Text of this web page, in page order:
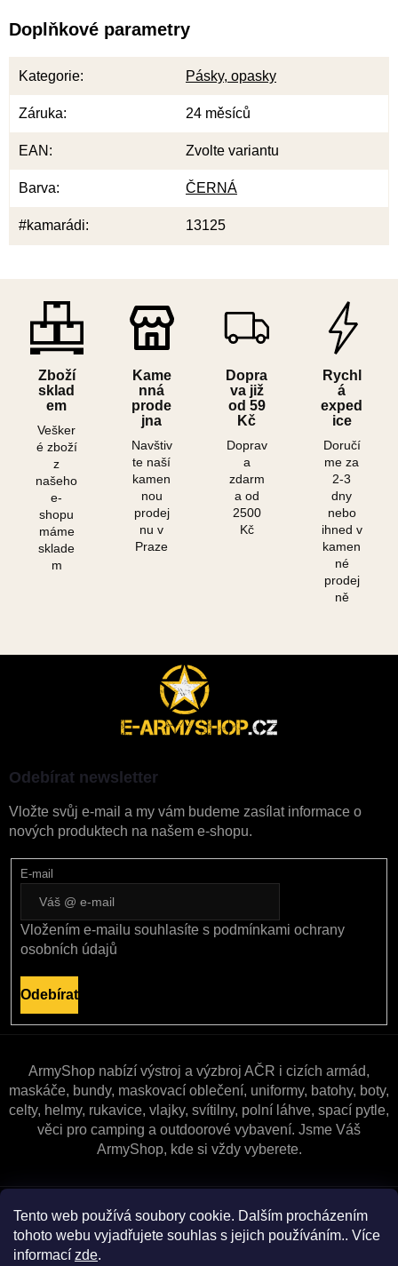
Tento web používá soubory cookie. Dalším procházením
tohoto webu vyjadřujete souhlas s jejich používáním.. Více
informací zde.
Zboží
sklad
em
Vešker
é zboží
z
našeho
e-
shopu
máme
sklade
m
Kame
nná
prode
jna
Navštiv
te naší
kamen
nou
prodej
nu v
Praze
Dopra
va již
od 59
Kč
Doprav
a
zdarm
a od
2500
Kč
Rychl
á
exped
ice
Doručí
me za
2-3
dny
nebo
ihned v
kamen
né
prodej
ně
Doplňkové parametry
Kategorie: Pásky, opasky
Záruka: 24 měsíců
EAN : Zvolte variantu
Barva: ČERNÁ
#kamarádi: 13125
Odebírat newsletter
Vložte svůj e-mail a my vám budeme zasílat informace o
nových produktech na našem e-shopu.
E-mail
Vložením e-mailu souhlasíte s podmínkami ochrany
osobních údajů
Odebírat
ArmyShop nabízí výstroj a výzbroj AČR i cizích armád,
maskáče, bundy, maskovací oblečení, uniformy, batohy, boty,
celty, helmy, rukavice, vlajky, svítilny, polní láhve, spací pytle,
věci pro camping a outdoorové vybavení. Jsme Váš
ArmyShop, kde si vždy vyberete.
Zákaznická péče
Vše o nákupu